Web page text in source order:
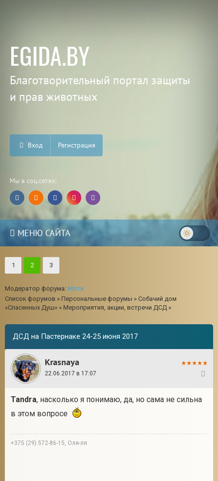
EGIDA.BY
Благотворительный портал защиты
и прав животных
Вход Регистрация
Мы в соц.сетях:
МЕНЮ САЙТА
1 2 3
Модератор форума: Мотя
Список форумов » Персональные форумы » Собачий дом
«Спасенных Душ» » Мероприятия, акции, встречи ДСД »
ДСД на Пастернаке 24-25 июня 2017
Krasnaya
22.06.2017 в 17:07
Tandra, насколько я понимаю, да, но сама не сильна
в этом вопросе
+375 (29) 572-86-15, Оля-ля